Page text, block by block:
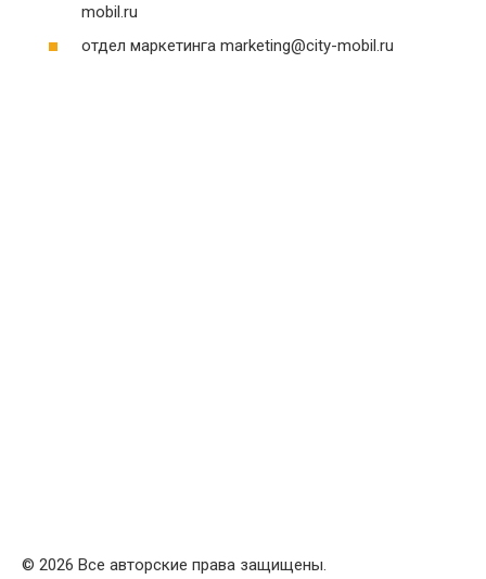
mobil.ru
отдел маркетинга marketing@city-mobil.ru
© 2026 Все авторские права защищены.